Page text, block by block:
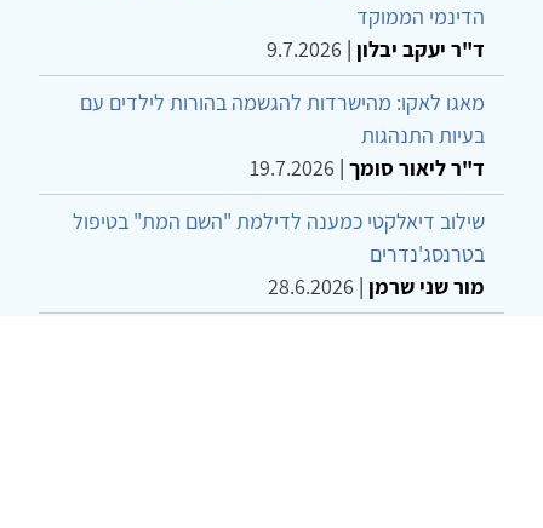
הדינמי הממוקד
ד"ר יעקב יבלון |
9.7.2026
מאגו לאקו: מהישרדות להגשמה בהורות לילדים עם
בעיות התנהגות
ד"ר ליאור סומך |
19.7.2026
שילוב דיאלקטי כמענה לדילמת "השם המת" בטיפול
בטרנסג'נדרים
מור שני שרמן |
28.6.2026